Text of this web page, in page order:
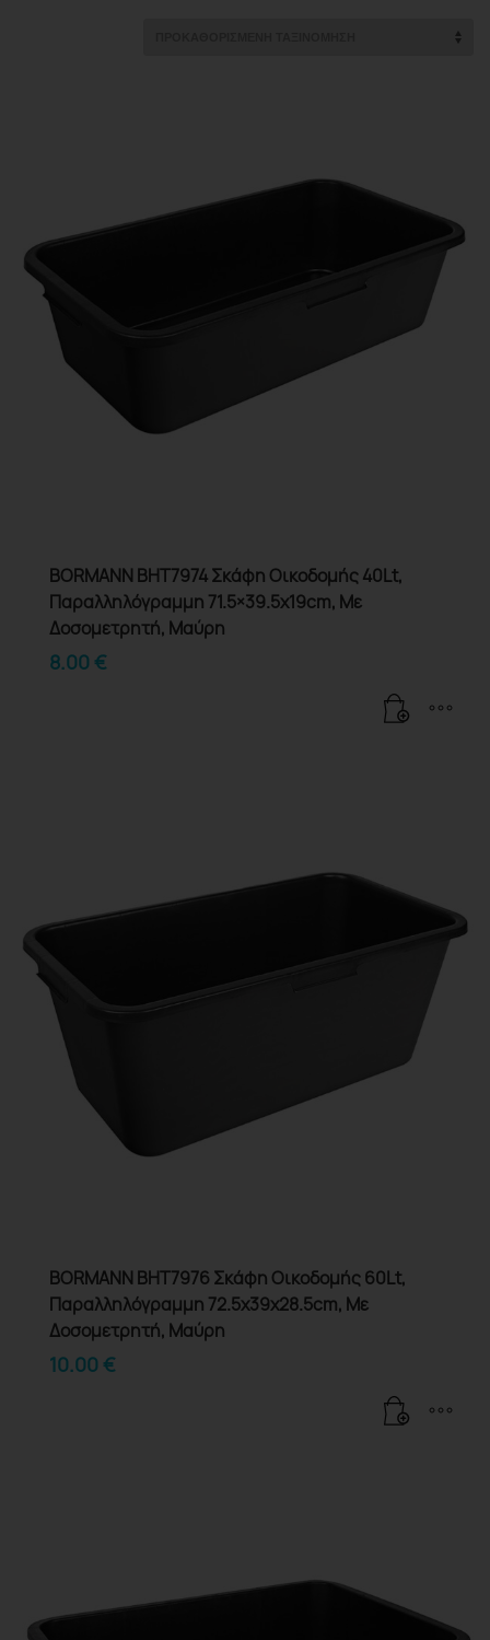
BORMANN BHT7974 Σκάφη Οικοδομής 40Lt,
Παραλληλόγραμμη 71.5×39.5x19cm, Με
Δοσομετρητή, Μαύρη
8.00€
BORMANN BHT7976 Σκάφη Οικοδομής 60Lt,
Παραλληλόγραμμη 72.5x39x28.5cm, Με
Δοσομετρητή, Μαύρη
10.00€